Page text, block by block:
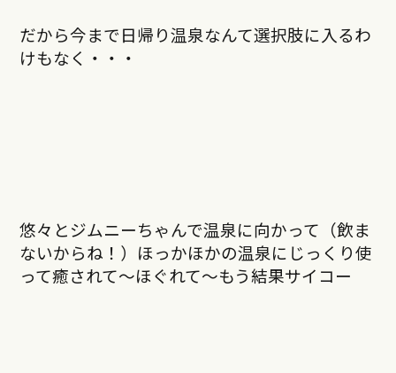
だから今まで日帰り温泉なんて選択肢に入るわ
けもなく・・・
悠々とジムニーちゃんで温泉に向かって（飲ま
ないからね！）ほっかほかの温泉にじっくり使
って癒されて〜ほぐれて〜もう結果サイコー